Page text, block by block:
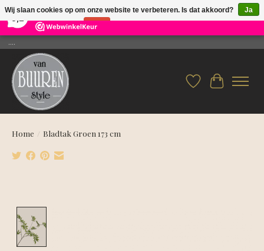
26 Reviews ×
....
Verlanglijst
Home / Bladtak Groen 173 cm
Wij slaan cookies op om onze website te verbeteren. Is dat akkoord?
Ja
Nee